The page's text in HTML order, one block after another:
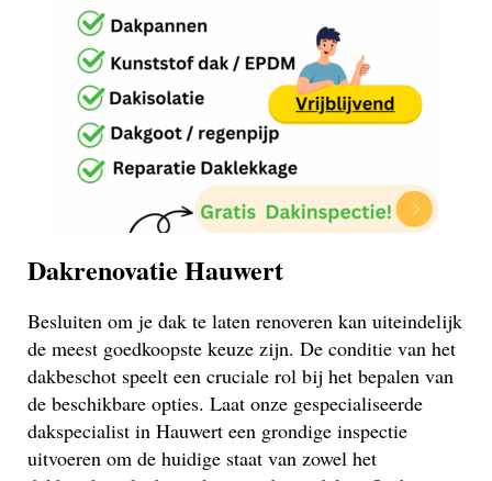
Dakrenovatie Hauwert
Besluiten om je dak te laten renoveren kan uiteindelijk
de meest goedkoopste keuze zijn. De conditie van het
dakbeschot speelt een cruciale rol bij het bepalen van
de beschikbare opties. Laat onze gespecialiseerde
dakspecialist in Hauwert een grondige inspectie
uitvoeren om de huidige staat van zowel het